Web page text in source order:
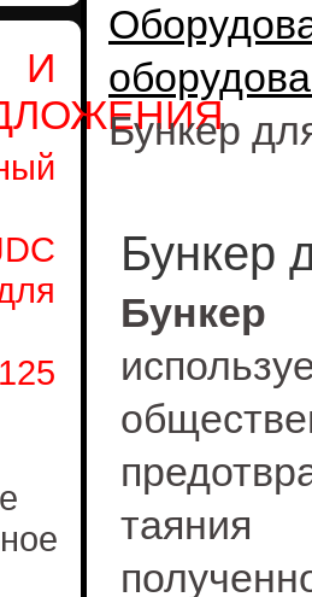
И
Бункер
Бункер